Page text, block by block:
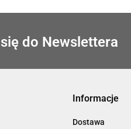
do Newslettera
Informacje
Dostawa